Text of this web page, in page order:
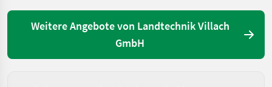
Weitere Angebote von Landtechnik Villach
GmbH